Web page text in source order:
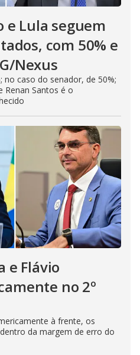
e Lula seguem
com 50% e
Nexus
no caso do senador, de 50%;
Renan Santos é o
e Flávio
no 2º
à frente, os
da margem de erro do